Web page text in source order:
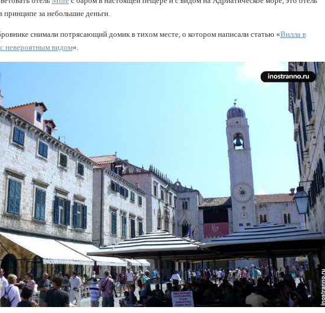
принципе за небольшие деньги.
снимали потрясающий домик в тихом месте, о котором написали статью «Вилла в
невероятным видом«.